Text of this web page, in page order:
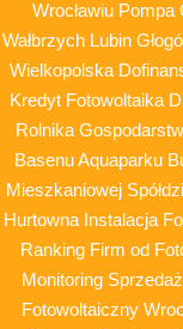
Wrocławiu Pompa
Wałbrzych Lubin
Wielkopolska
Kredyt Fotowoltaika
Rolnika
Basenu Aquaparku
Mieszkaniowej
Hurtowna Instalacja
Ranking Firm od
Monitoring
Fotowoltaiczny